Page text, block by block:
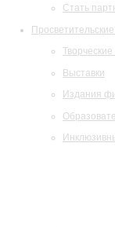
Стать
Творческие
Выставки
Издания